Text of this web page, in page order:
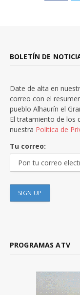
BOLETÍN DE
Date de alta en
correo con el
pueblo Alhaurín el
El tratamiento de los
nuestra Política de
Tu correo:
PROGRAMAS ATV